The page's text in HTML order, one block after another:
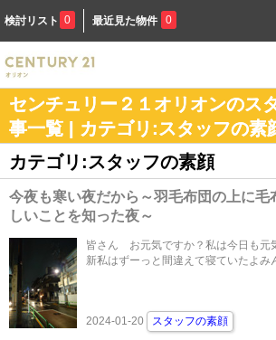
検討リスト 0 最近見た物件 0
センチュリー２１オリオンのス
事一覧 | カテゴリ:スタッフの素
カテゴリ:スタッフの素顔
今夜も寒い夜だから～羽毛布団の上に毛
しいことを知った夜～
皆さん お元気ですか？私は今日も元
新私はずーっと間違えて寝ていたよみ
2024-01-20 スタッフの素顔